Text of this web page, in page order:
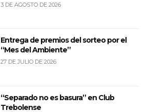
3 DE AGOSTO DE 2026
Entrega de premios del sorteo por el
“Mes del Ambiente”
27 DE JULIO DE 2026
“Separado no es basura” en Club
Trebolense